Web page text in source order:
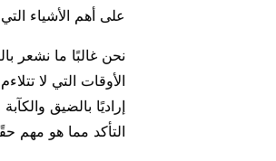
على أهم الأشياء التي
نحن غالبًا ما نشعر
الأوقات التي لا
إراديًا بالضيق
التأكد مما هو مهم